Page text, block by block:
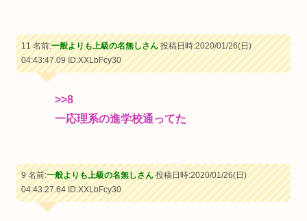
11 名前:一般よりも上級の名無しさん投稿日時:2020/01/26(日)
04:43:47.09ID:XXLbFcy30
>>8
一応理系の進学校通ってた
9 名前:一般よりも上級の名無しさん投稿日時:2020/01/26(日)
04:43:27.64ID:XXLbFcy30